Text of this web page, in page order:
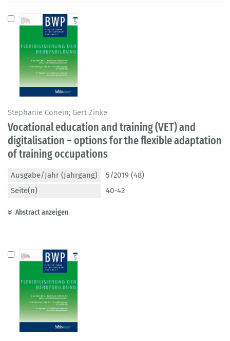
Stephanie Conein; Gert Zinke
Vocational education and training (VET) and
digitalisation – options for the flexible adaptation
of training occupations
Ausgabe/Jahr (Jahrgang)
5/2019 (48)
Seite(n)
40-42
Abstract anzeigen